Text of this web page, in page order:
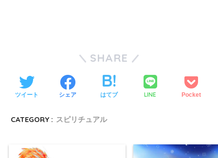
SHARE
ツイート シェア はてブ LINE Pocket
CATEGORY : スピリチュアル